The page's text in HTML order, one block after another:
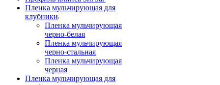
Пленка мульчирующая для
клубники
Пленка мульчирующая
черно-белая
Пленка мульчирующая
черно-стальная
Пленка мульчирующая
черная
Пленка мульчирующая для